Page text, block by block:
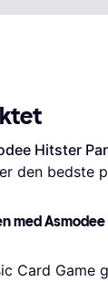
Hitster
med
Card Game